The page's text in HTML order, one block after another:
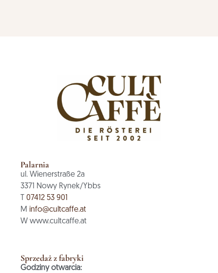
Palarnia
ul. Wienerstraße 2a
3371 Nowy Rynek/Ybbs
T07412 53 901
M info@cultcaffe.at
W www.cultcaffe.at
Sprzedaż z fabryki
Godziny otwarcia: